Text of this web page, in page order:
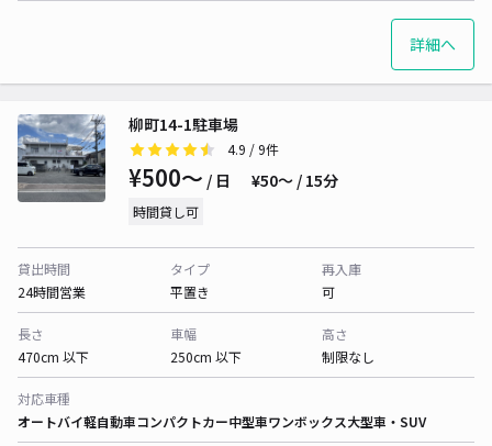
詳細へ
柳町14-1駐車場
4.9 / 9件
¥500〜 / 日 ¥50〜 / 15分
時間貸し可
貸出時間
24時間営業
タイプ
平置き
再入庫
可
長さ
470cm 以下
車幅
250cm 以下
高さ
制限なし
対応車種
オートバイ軽自動車コンパクトカー中型車ワンボックス大型車・SUV